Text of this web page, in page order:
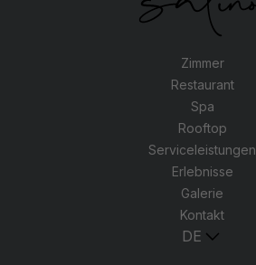
Zimmer
Restaurant
Spa
Rooftop
Serviceleistungen
Erlebnisse
Galerie
Kontakt
DE